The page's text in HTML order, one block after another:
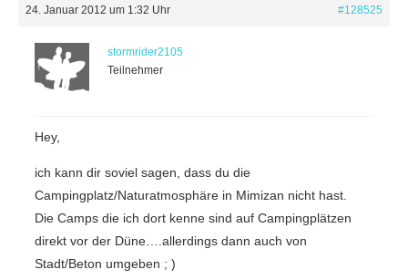
24. Januar 2012 um 1:32 Uhr #128525
stormrider2105
Teilnehmer
Hey,
ich kann dir soviel sagen, dass du die
Campingplatz/Naturatmosphäre in Mimizan nicht hast.
Die Camps die ich dort kenne sind auf Campingplätzen
direkt vor der Düne….allerdings dann auch von
Stadt/Beton umgeben ; )